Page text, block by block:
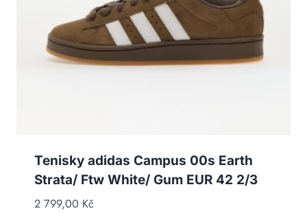
Tenisky adidas Campus 00s Earth
Strata/ Ftw White/ Gum EUR 42 2/3
2 799,00 Kč